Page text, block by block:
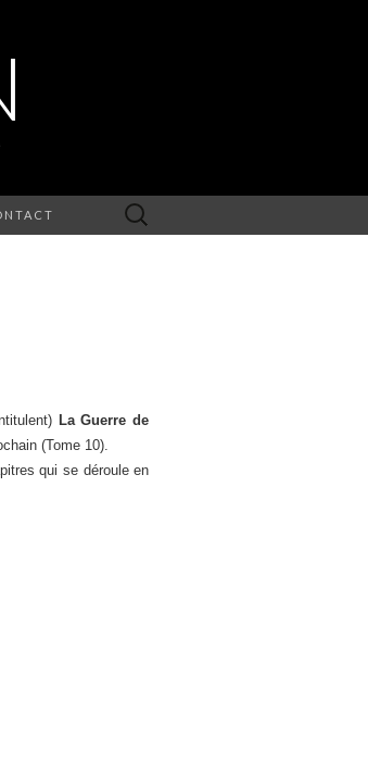
Rechercher :
La Guerre de
(Tome 10).
qui se déroule en